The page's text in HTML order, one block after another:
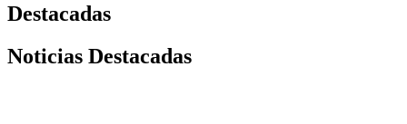
Destacadas
Noticias Destacadas